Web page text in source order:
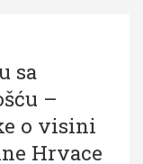
sa
–
o visini
Hrvace